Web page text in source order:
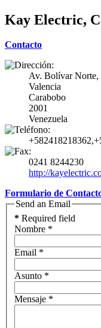
Kay Electric,
Contacto
Av. Bolívar Norte,
Valencia
Carabobo
2001
Venezuela
0241 8244230
http://
Formulario de
Send an Email
* Required field
Nombre *
Email *
Asunto *
Mensaje *